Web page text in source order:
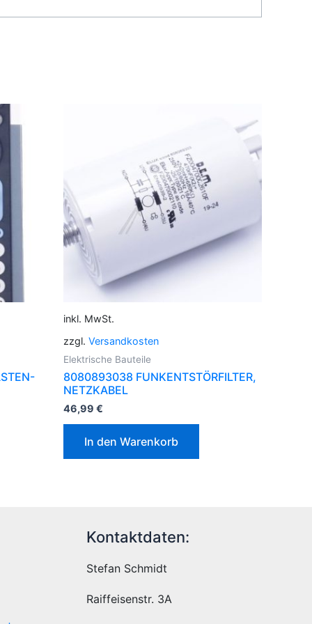
inkl. MwSt.
zzgl. Versandkosten
Elektrische Bauteile
8080893038 FUNKENTSTÖRFILTER,
NETZKABEL
46,99 €
In den Warenkorb
Kontaktdaten:
Stefan Schmidt
Raiffeisenstr. 3A